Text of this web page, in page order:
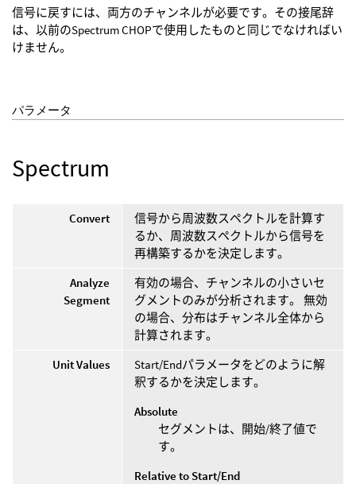
信号に戻すには、両方のチャンネルが必要です。その接尾辞
は、以前のSpectrum CHOPで使用したものと同じでなければい
けません。
パラメータ
Spectrum
Convert
信号から周波数スペクトルを計算す
るか、周波数スペクトルから信号を
再構築するかを決定します。
Analyze
Segment
有効の場合、チャンネルの小さいセ
グメントのみが分析されます。 無効
の場合、分布はチャンネル全体から
計算されます。
Unit Values
Start/Endパラメータをどのように解
釈するかを決定します。
Absolute
セグメントは、開始/終了値で
す。
Relative to Start/End